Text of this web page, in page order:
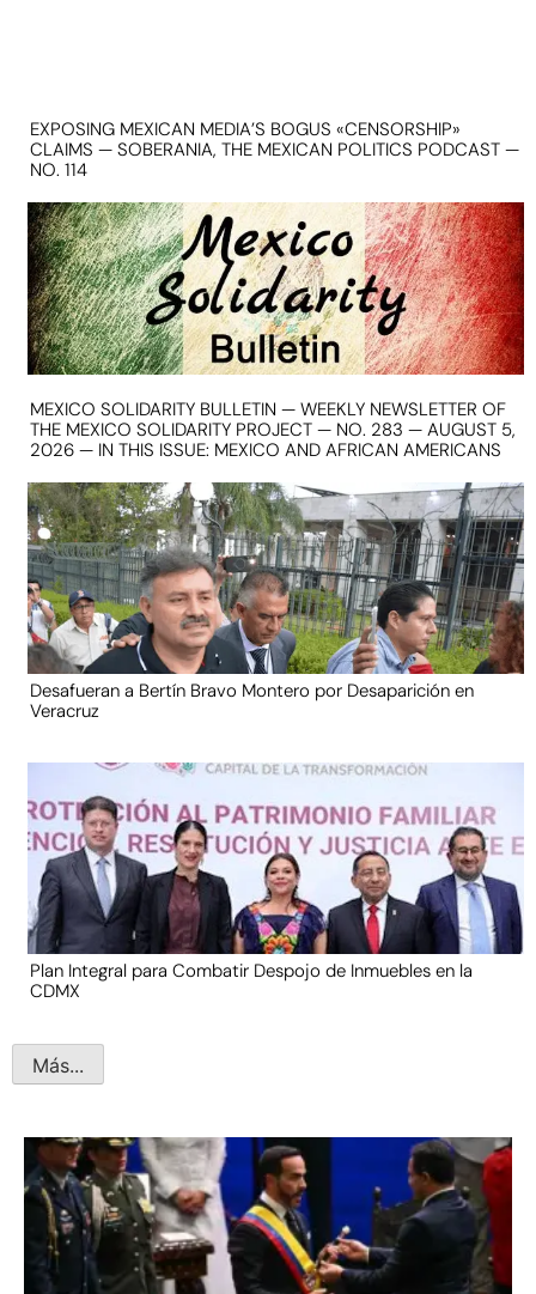
EXPOSING MEXICAN MEDIA’S BOGUS «CENSORSHIP»
CLAIMS — SOBERANIA, THE MEXICAN POLITICS PODCAST —
NO. 114
MEXICO SOLIDARITY BULLETIN — WEEKLY NEWSLETTER OF
THE MEXICO SOLIDARITY PROJECT — NO. 283 — AUGUST 5,
2026 — IN THIS ISSUE: MEXICO AND AFRICAN AMERICANS
Desafueran a Bertín Bravo Montero por Desaparición en
Veracruz
Plan Integral para Combatir Despojo de Inmuebles en la
CDMX
Más...